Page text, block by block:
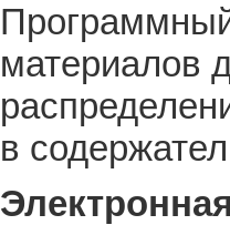
материалов
в